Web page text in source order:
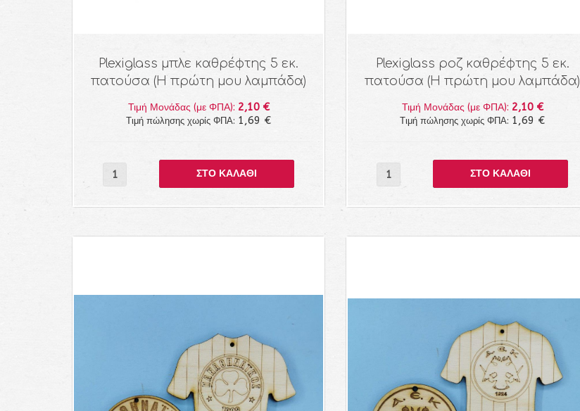
Plexiglass μπλε καθρέφτης 5 εκ.
πατούσα (Η πρώτη μου λαμπάδα)
Τιμή Μονάδας (με ΦΠΑ): 2,10 €
Τιμή πώλησης χωρίς ΦΠΑ: 1,69 €
Plexiglass ροζ καθρέφτης 5 εκ.
πατούσα (Η πρώτη μου λαμπάδα)
Τιμή Μονάδας (με ΦΠΑ): 2,10 €
Τιμή πώλησης χωρίς ΦΠΑ: 1,69 €